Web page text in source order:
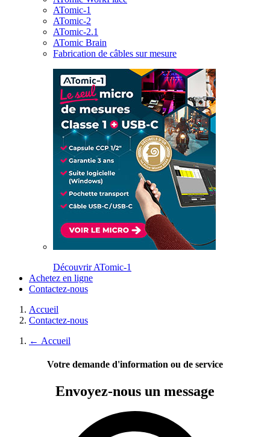
ATomic-1
ATomic-2
ATomic-2.1
ATomic Brain
Fabrication de câbles sur mesure
Découvrir ATomic-1
Achetez en ligne
Contactez-nous
Accueil
Contactez-nous
← Accueil
Votre demande d'information ou de service
Envoyez-nous un message